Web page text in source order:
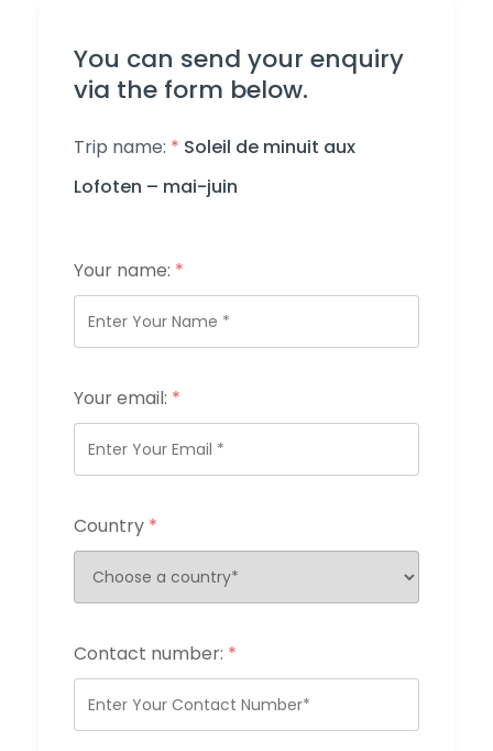
You can send your enquiry
via the form below.
Trip name: * Soleil de minuit aux
Lofoten – mai-juin
Your name: *
Your email: *
Country *
Contact number: *